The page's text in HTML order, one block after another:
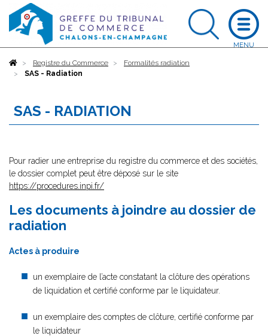
AccueilRegistre du Commerce
Formalités radiation
SAS - Radiation
SAS - RADIATION
Pour radier une entreprise du registre du commerce et des sociétés,
le dossier complet peut être déposé sur le site
https://procedures.inpi.fr/
Les documents à joindre au dossier de
radiation
Actes à produire
un exemplaire de l’acte constatant la clôture des opérations
de liquidation et certifié conforme par le liquidateur.
un exemplaire des comptes de clôture, certifié conforme par
le liquidateur